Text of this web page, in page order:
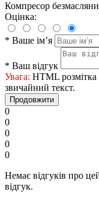
Компресор
Оцінка:
* Ваше ім’я
* Ваш відгук
Увага: HTML розмітка
звичайний текст.
Продовжити
0
0
0
0
0
Немає відгуків про
відгук.